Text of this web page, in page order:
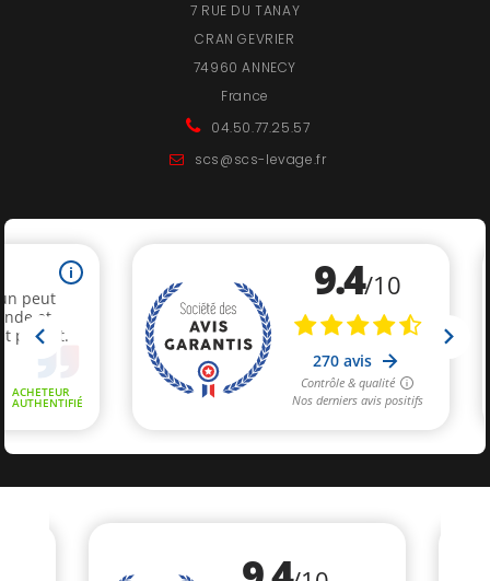
7 RUE DU TANAY
CRAN GEVRIER
74960 ANNECY
France
04.50.77.25.57
scs@scs-levage.fr